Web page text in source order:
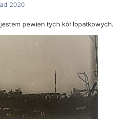
2020
pewien tych kół łopatkowych.